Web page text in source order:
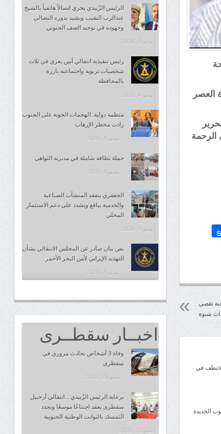
العصر
الرحمة
تقصي
شبوة
في
الحديدة
الرئيس الزُبيدي يجري اتصالاً هاتفياً بالشيخ
عبدالرب النقيب ويشيد بدوره النضالي
وجهوده في توحيد الصف الجنوبي
يونيو 4, 2026
رئيس تنفيذية انتقالي أبين يعزي في ثلاث
شخصيات تربوية واجتماعية بارزة
بالمحافظة
يونيو 4, 2026
منظمة دولية: الهجمات الجوية على الجنوب
زادت مخطر الإرهاب
يونيو 4, 2026
حملة نظافة شاملة في مديرية التواهي
يونيو 4, 2026
الجعفري يتفقد المنشآت الصناعية
والخدمية بيافع ويشدد على دعم الاستثمار
المحلي
يونيو 4, 2026
نص بيان صادر عن المجلس الانتقالي بشأن
التهديد الإيراني لأمن البحر الأحمر
يونيو 4, 2026
اخبــار سقطــرى
وفاة 3 أشخاص بحادث مروري في
سقطرى
مايو 29, 2026
برعاية الرئيس الزُبيدي .. انتقالي أرخبيل
سقطرى يعقد اجتناعُا موسعًا ويجدد
التمسك بالثوابت الوطنية الجنوبية
مايو 25, 2026